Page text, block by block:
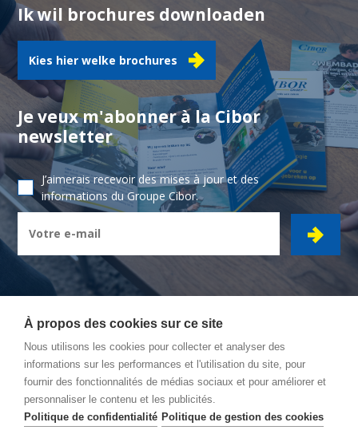
Ik wil brochures downloaden
Kies hier welke brochures
Je veux m'abonner à la Cibor
newsletter
J’aimerais recevoir des mises à jour et des
informations du Groupe Cibor.
CIBOR GROUPE
- Ambachtsstraat 7 - 2450 Meerhout
Itinéraire
Conditions Générales
Politique de confidentialité
À propos des cookies sur ce site
Nous utilisons les cookies pour collecter et analyser des
informations sur les performances et l'utilisation du site, pour
fournir des fonctionnalités de médias sociaux et pour améliorer et
personnaliser le contenu et les publicités.
Politique de confidentialité Politique de gestion des cookies